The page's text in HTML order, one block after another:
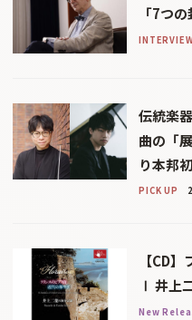
「7つ
伝統楽
曲の「
り本邦
PICK UP
【CD
Ⅰ 井上
New